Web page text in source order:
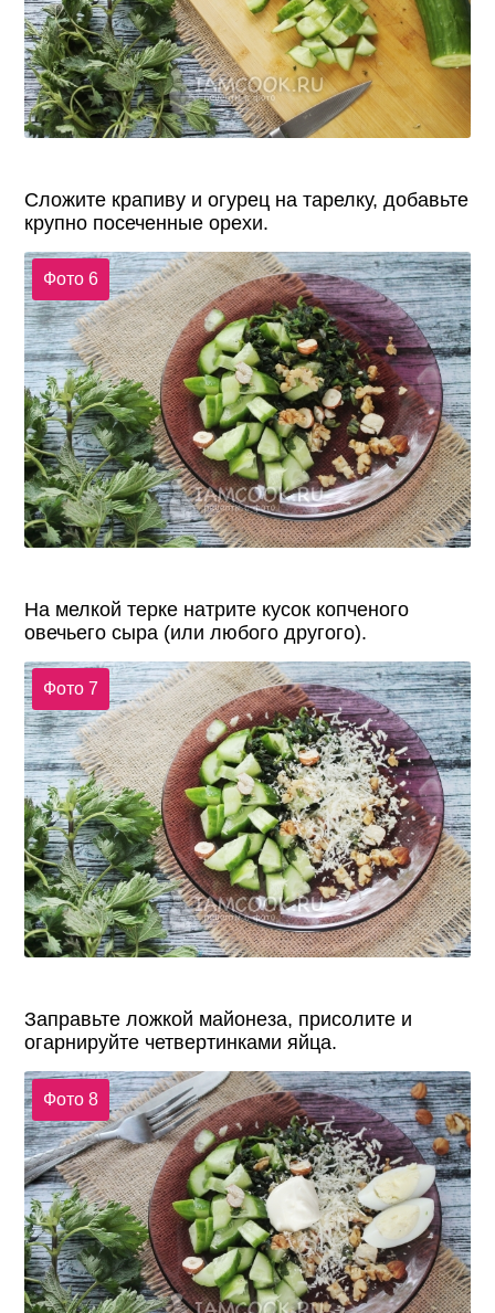
Сложите крапиву и огурец на тарелку, добавьте
крупно посеченные орехи.
Фото 6
На мелкой терке натрите кусок копченого
овечьего сыра (или любого другого).
Фото 7
Заправьте ложкой майонеза, присолите и
огарнируйте четвертинками яйца.
Фото 8